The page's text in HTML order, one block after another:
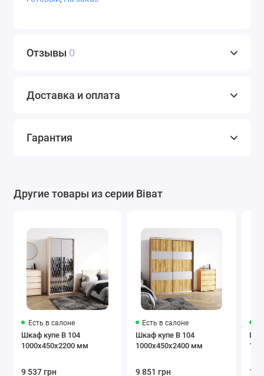
СТ-9,4
СТ-10
Варианты пленки Oracal
Графит Белый
Светло-
коричневый
Отзывы 0
Доставка и оплата
Гарантия
Другие товары из серии Віват
Есть в салоне
Шкаф купе В 104
1000х450х2200 мм
9 537 грн
Есть в салоне
Шкаф купе В 104
1000х450х2400 мм
9 851 грн 10